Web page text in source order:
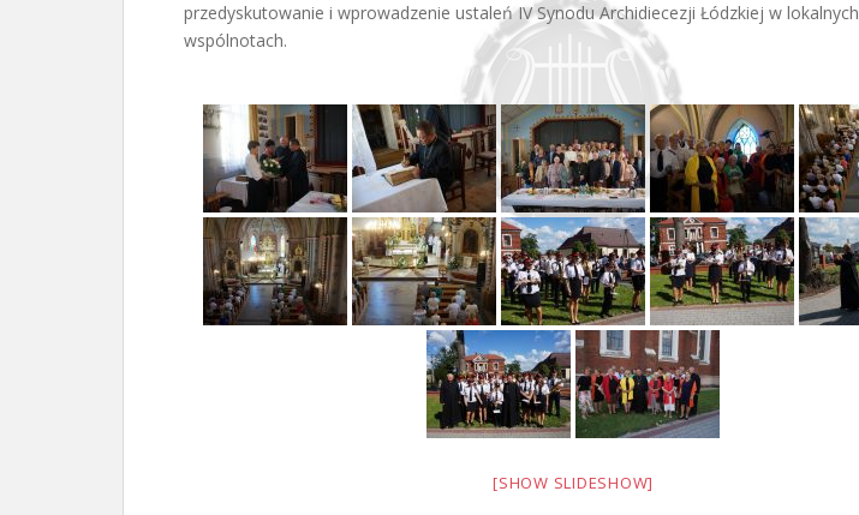
przedyskutowanie i wprowadzenie ustaleń IV Synodu Archidiecezji Łódzkiej w lokalnych
wspólnotach.
[SHOW SLIDESHOW]